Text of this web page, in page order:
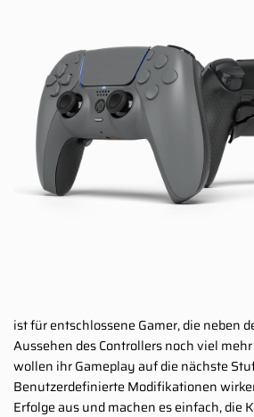
ist für entschlossene Gamer, die neben
Aussehen des Controllers noch viel
wollen ihr Gameplay auf die nächste
Benutzerdefinierte Modifikationen
Erfolge aus und machen es einfach, die